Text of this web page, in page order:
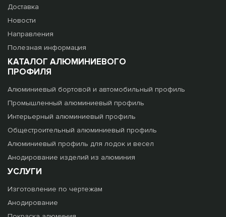
Доставка
Новости
Направления
Полезная информация
КАТАЛОГ АЛЮМИНИЕВОГО
ПРОФИЛЯ
Алюминиевый бортовой и автомобильный профиль
Промышленный алюминиевый профиль
Интерьерный алюминиевый профиль
Общестроительный алюминиевый профиль
Алюминиевый профиль для лодок и весел
Анодирование изделий из алюминия
УСЛУГИ
Изготовление по чертежам
Анодирование